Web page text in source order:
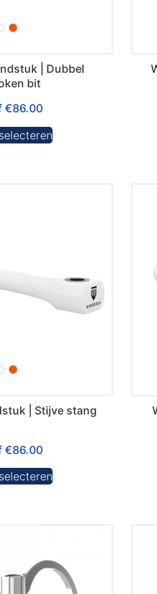
| Dubbel
bit
€86.00
| Stijve stang
€86.00